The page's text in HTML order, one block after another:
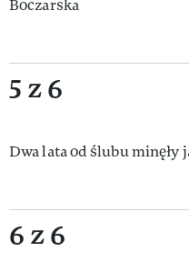
Boczarska
5 z 6
Dwa lata od ślubu minęły
6 z 6